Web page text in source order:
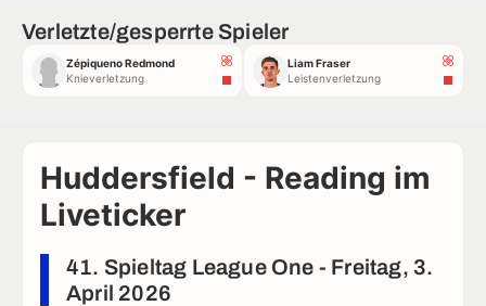
Verletzte/gesperrte Spieler
Zépiqueno Redmond
Knieverletzung
Liam Fraser
Leistenverletzung
Huddersfield - Reading im
Liveticker
41. Spieltag League One - Freitag, 3.
April 2026